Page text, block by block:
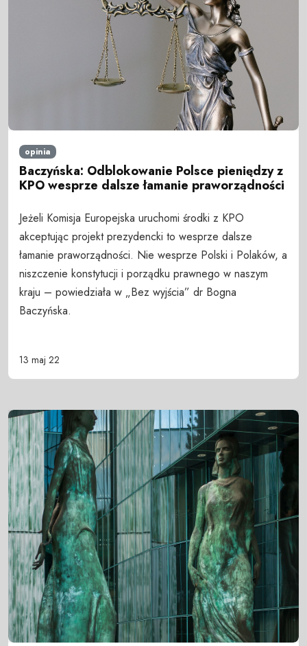
opinia
Baczyńska: Odblokowanie Polsce pieniędzy z
KPO wesprze dalsze łamanie praworządności
Jeżeli Komisja Europejska uruchomi środki z KPO
akceptując projekt prezydencki to wesprze dalsze
łamanie praworządności. Nie wesprze Polski i Polaków, a
niszczenie konstytucji i porządku prawnego w naszym
kraju – powiedziała w „Bez wyjścia” dr Bogna
Baczyńska.
13 maj 22